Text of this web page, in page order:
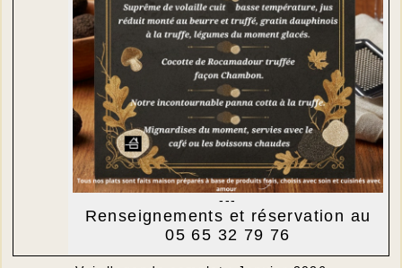
---
Renseignements et réservation au
05 65 32 79 76